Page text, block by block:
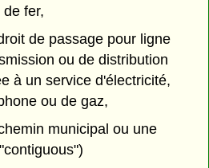
fer,
de passage pour ligne
ou de distribution
à un service d'électricité,
ou de gaz,
municipal ou une